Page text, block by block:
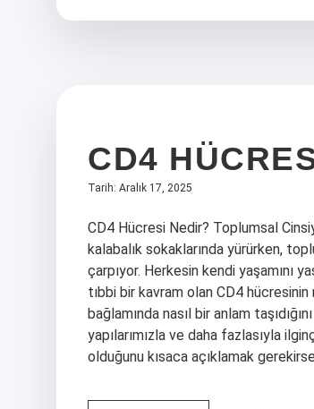
CD4
Tarih: Aralık 17, 2025
CD4 Hücresi Nedir? Toplumsal
kalabalık sokaklarında yürürken,
çarpıyor. Herkesin kendi yaşamını
tıbbi bir kavram olan CD4
bağlamında nasıl bir anlam
yapılarımızla ve daha fazlasıyla
olduğunu kısaca açıklamak